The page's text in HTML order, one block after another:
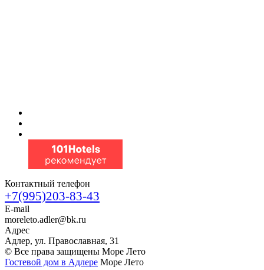
Контактный телефон
+7(995)203-83-43
E-mail
moreleto.adler@bk.ru
Адрес
Адлер, ул. Православная, 31
© Все права защищены Море Лето
Гостевой дом в Адлере Море Лето